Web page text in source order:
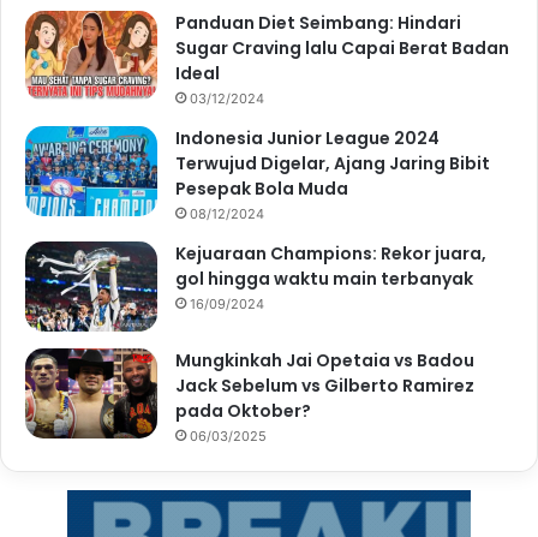
Panduan Diet Seimbang: Hindari
Sugar Craving lalu Capai Berat Badan
Ideal
03/12/2024
Indonesia Junior League 2024
Terwujud Digelar, Ajang Jaring Bibit
Pesepak Bola Muda
08/12/2024
Kejuaraan Champions: Rekor juara,
gol hingga waktu main terbanyak
16/09/2024
Mungkinkah Jai Opetaia vs Badou
Jack Sebelum vs Gilberto Ramirez
pada Oktober?
06/03/2025